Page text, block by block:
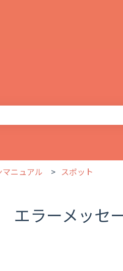
ニュアル スポット
エラーメッセ